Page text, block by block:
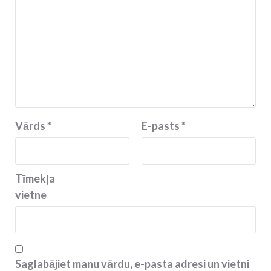
Vārds* E-pasts*
Tīmekļa
vietne
Saglabājiet manu vārdu, e-pasta adresi un vietni